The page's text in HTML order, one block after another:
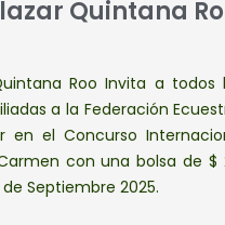
Quintana
Roo Invita a todos
a la Federación
en el Concurso
con una bolsa de $
de Septiembre 2025.